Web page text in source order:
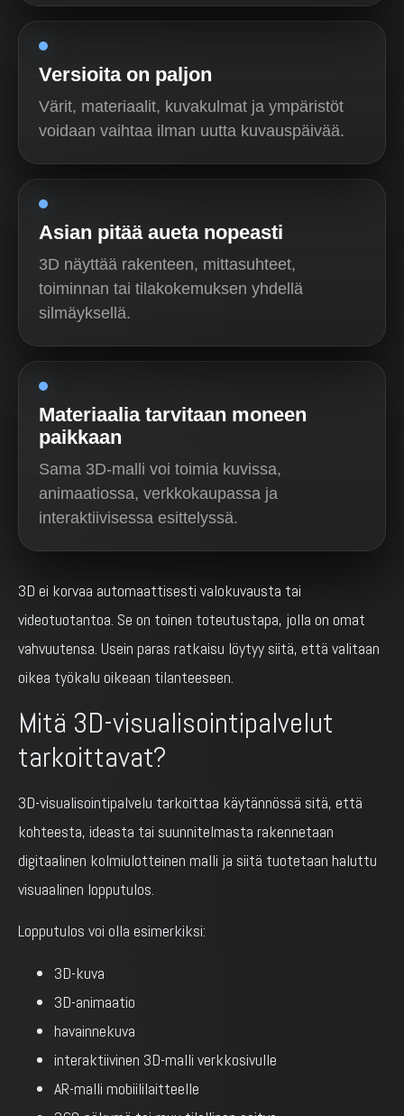
Versioita on paljon
Värit, materiaalit, kuvakulmat ja ympäristöt
voidaan vaihtaa ilman uutta kuvauspäivää.
Asian pitää aueta nopeasti
3D näyttää rakenteen, mittasuhteet,
toiminnan tai tilakokemuksen yhdellä
silmäyksellä.
Materiaalia tarvitaan moneen
paikkaan
Sama 3D-malli voi toimia kuvissa,
animaatiossa, verkkokaupassa ja
interaktiivisessa esittelyssä.
3D ei korvaa automaattisesti valokuvausta tai
videotuotantoa. Se on toinen toteutustapa, jolla on omat
vahvuutensa. Usein paras ratkaisu löytyy siitä, että valitaan
oikea työkalu oikeaan tilanteeseen.
Mitä 3D-visualisointipalvelut
tarkoittavat?
3D-visualisointipalvelu tarkoittaa käytännössä sitä, että
kohteesta, ideasta tai suunnitelmasta rakennetaan
digitaalinen kolmiulotteinen malli ja siitä tuotetaan haluttu
visuaalinen lopputulos.
Lopputulos voi olla esimerkiksi:
3D-kuva
3D-animaatio
havainnekuva
interaktiivinen 3D-malli verkkosivulle
AR-malli mobiililaitteelle